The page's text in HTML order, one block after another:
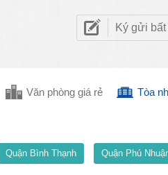
Ký gửi
Văn phòng giá rẻ Tòa
Quận Bình Thạnh Quận Phú